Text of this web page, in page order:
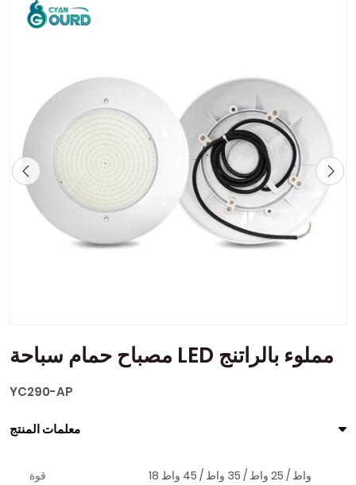
مصباح حمام سباحة LED مملوء بالراتنج
YC290-AP
معلمات المنتج
قوة 18 واط / 25 واط / 35 واط / 45 واط